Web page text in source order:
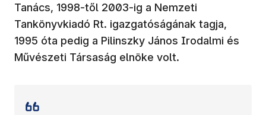
Tanács, 1998-től 2003-ig a Nemzeti
Tankönyvkiadó Rt. igazgatóságának tagja,
1995 óta pedig a Pilinszky János Irodalmi és
Művészeti Társaság elnöke volt.